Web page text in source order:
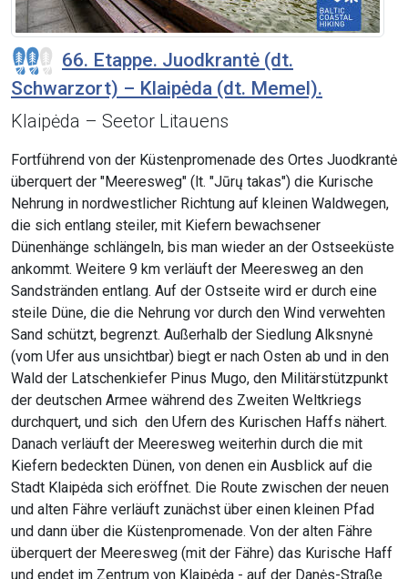
66. Etappe. Juodkrantė (dt.
Schwarzort) – Klaipėda (dt. Memel).
Klaipėda – Seetor Litauens
Fortführend von der Küstenpromenade des Ortes Juodkrantė
überquert der "Meeresweg" (lt. "Jūrų takas") die Kurische
Nehrung in nordwestlicher Richtung auf kleinen Waldwegen,
die sich entlang steiler, mit Kiefern bewachsener
Dünenhänge schlängeln, bis man wieder an der Ostseeküste
ankommt. Weitere 9 km verläuft der Meeresweg an den
Sandstränden entlang. Auf der Ostseite wird er durch eine
steile Düne, die die Nehrung vor durch den Wind verwehten
Sand schützt, begrenzt. Außerhalb der Siedlung Alksnynė
(vom Ufer aus unsichtbar) biegt er nach Osten ab und in den
Wald der Latschenkiefer Pinus Mugo, den Militärstützpunkt
der deutschen Armee während des Zweiten Weltkriegs
durchquert, und sich den Ufern des Kurischen Haffs nähert.
Danach verläuft der Meeresweg weiterhin durch die mit
Kiefern bedeckten Dünen, von denen ein Ausblick auf die
Stadt Klaipėda sich eröffnet. Die Route zwischen der neuen
und alten Fähre verläuft zunächst über einen kleinen Pfad
und dann über die Küstenpromenade. Von der alten Fähre
überquert der Meeresweg (mit der Fähre) das Kurische Haff
und endet im Zentrum von Klaipėda - auf der Danės-Straße